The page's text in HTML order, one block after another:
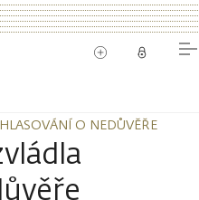
O NEDŮVĚŘE
O NEDŮVĚŘE